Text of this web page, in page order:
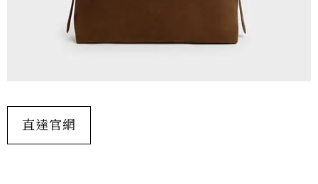
直達官網